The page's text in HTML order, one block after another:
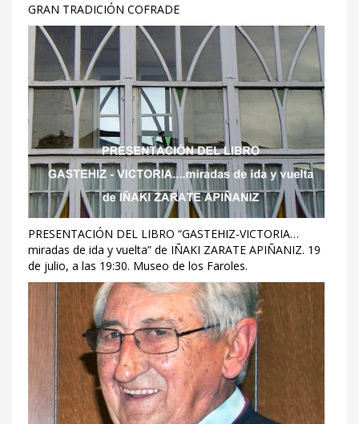
GRAN TRADICIÓN COFRADE
PRESENTACIÓN DEL LIBRO “GASTEHIZ-VICTORIA…
miradas de ida y vuelta” de IÑAKI ZARATE APIÑANIZ. 19
de julio, a las 19:30. Museo de los Faroles.